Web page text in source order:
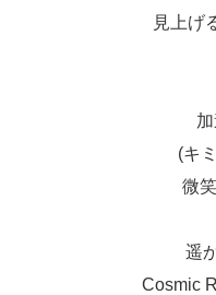
見上げ
(キ
微
遥
Cosmic